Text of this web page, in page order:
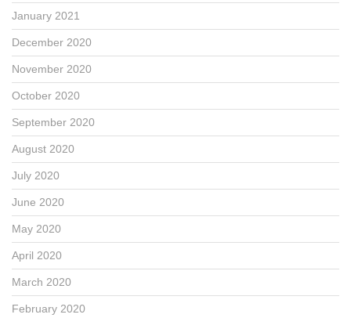
January 2021
December 2020
November 2020
October 2020
September 2020
August 2020
July 2020
June 2020
May 2020
April 2020
March 2020
February 2020